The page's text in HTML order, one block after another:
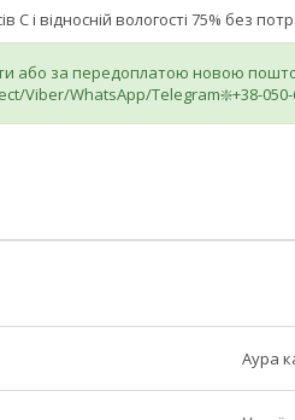
С і відносній вологості 75% без
або за передоплатою новою
Viber/WhatsApp/Telegram❇️+38-050-
Аура